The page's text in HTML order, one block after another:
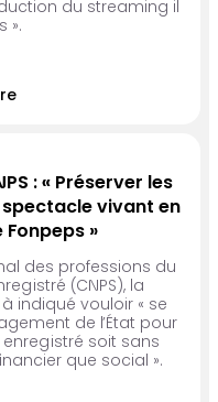
du streaming il
».
: « Préserver les
spectacle vivant en
Fonpeps »
des professions du
(CNPS), la
indiqué vouloir « se
de l’État pour
soit sans
que social ».